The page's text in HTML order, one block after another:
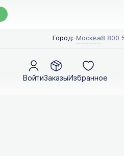
Город: Москва8 800
ВойтиЗаказыИзбранное